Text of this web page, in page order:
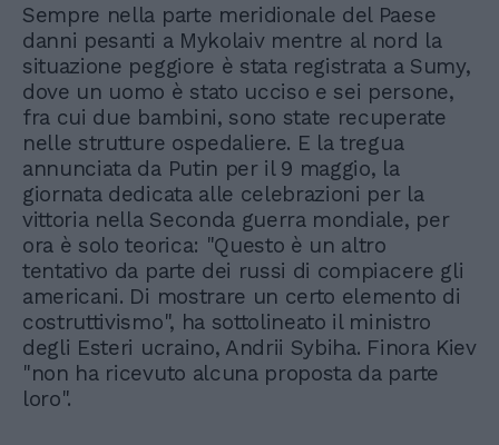
Sempre nella parte meridionale del Paese
danni pesanti a Mykolaiv mentre al nord la
situazione peggiore è stata registrata a Sumy,
dove un uomo è stato ucciso e sei persone,
fra cui due bambini, sono state recuperate
nelle strutture ospedaliere. E la tregua
annunciata da Putin per il 9 maggio, la
giornata dedicata alle celebrazioni per la
vittoria nella Seconda guerra mondiale, per
ora è solo teorica: "Questo è un altro
tentativo da parte dei russi di compiacere gli
americani. Di mostrare un certo elemento di
costruttivismo", ha sottolineato il ministro
degli Esteri ucraino, Andrii Sybiha. Finora Kiev
"non ha ricevuto alcuna proposta da parte
loro".